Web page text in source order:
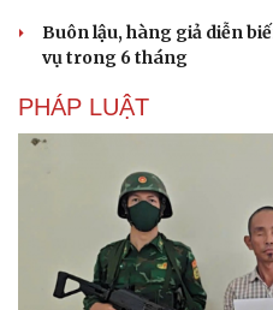
Buôn lậu, hàng giả diễn
vụ trong 6 tháng
PHÁP LUẬT